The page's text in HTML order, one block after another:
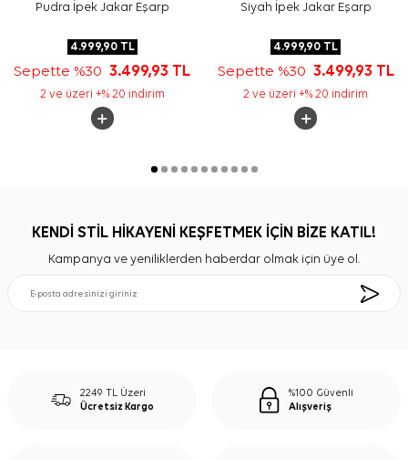
Pudra İpek Jakar Eşarp
4.999,90TL
Sepette %303.499,93 TL
2 ve üzeri +% 20 indirim
Siyah İpek Jakar Eşarp
4.999,90 TL
Sepette %30 3.499,93 TL
2 ve üzeri +% 20 indirim
KENDİ STİL HİKAYENİ KEŞFETMEK İÇİN BİZE KATIL!
Kampanya ve yeniliklerden haberdar olmak için üye ol.
2249 TL Üzeri
Ücretsiz Kargo
%100 Güvenli
Alışveriş